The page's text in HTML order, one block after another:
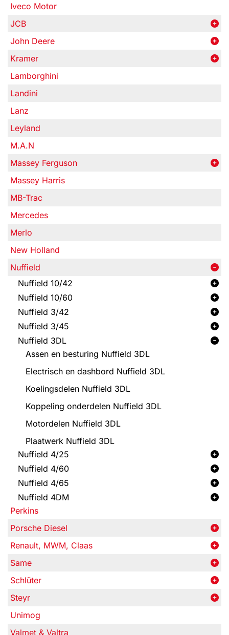
Iveco Motor
JCB
John Deere
Kramer
Lamborghini
Landini
Lanz
Leyland
M.A.N
Massey Ferguson
Massey Harris
MB-Trac
Mercedes
Merlo
New Holland
Nuffield
Nuffield 10/42
Nuffield 10/60
Nuffield 3/42
Nuffield 3/45
Nuffield 3DL
Assen en besturing Nuffield 3DL
Electrisch en dashbord Nuffield 3DL
Koelingsdelen Nuffield 3DL
Koppeling onderdelen Nuffield 3DL
Motordelen Nuffield 3DL
Plaatwerk Nuffield 3DL
Nuffield 4/25
Nuffield 4/60
Nuffield 4/65
Nuffield 4DM
Perkins
Porsche Diesel
Renault, MWM, Claas
Same
Schlüter
Steyr
Unimog
Valmet & Valtra